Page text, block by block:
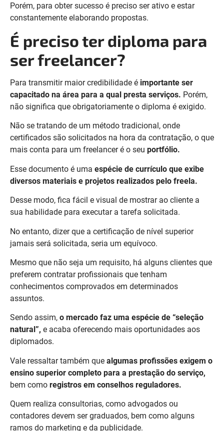
Porém, para obter sucesso é preciso ser ativo e estar
constantemente elaborando propostas.
É preciso ter diploma para
ser freelancer?
Para transmitir maior credibilidade é importante ser
capacitado na área para a qual presta serviços. Porém,
não significa que obrigatoriamente o diploma é exigido.
Não se tratando de um método tradicional, onde
certificados são solicitados na hora da contratação, o que
mais conta para um freelancer é o seu portfólio.
Esse documento é uma espécie de currículo que exibe
diversos materiais e projetos realizados pelo freela.
Desse modo, fica fácil e visual de mostrar ao cliente a
sua habilidade para executar a tarefa solicitada.
No entanto, dizer que a certificação de nível superior
jamais será solicitada, seria um equívoco.
Mesmo que não seja um requisito, há alguns clientes que
preferem contratar profissionais que tenham
conhecimentos comprovados em determinados
assuntos.
Sendo assim, o mercado faz uma espécie de “seleção
natural”, e acaba oferecendo mais oportunidades aos
diplomados.
Vale ressaltar também que algumas profissões exigem o
ensino superior completo para a prestação do serviço,
bem como registros em conselhos reguladores.
Quem realiza consultorias, como advogados ou
contadores devem ser graduados, bem como alguns
ramos do marketing e da publicidade.